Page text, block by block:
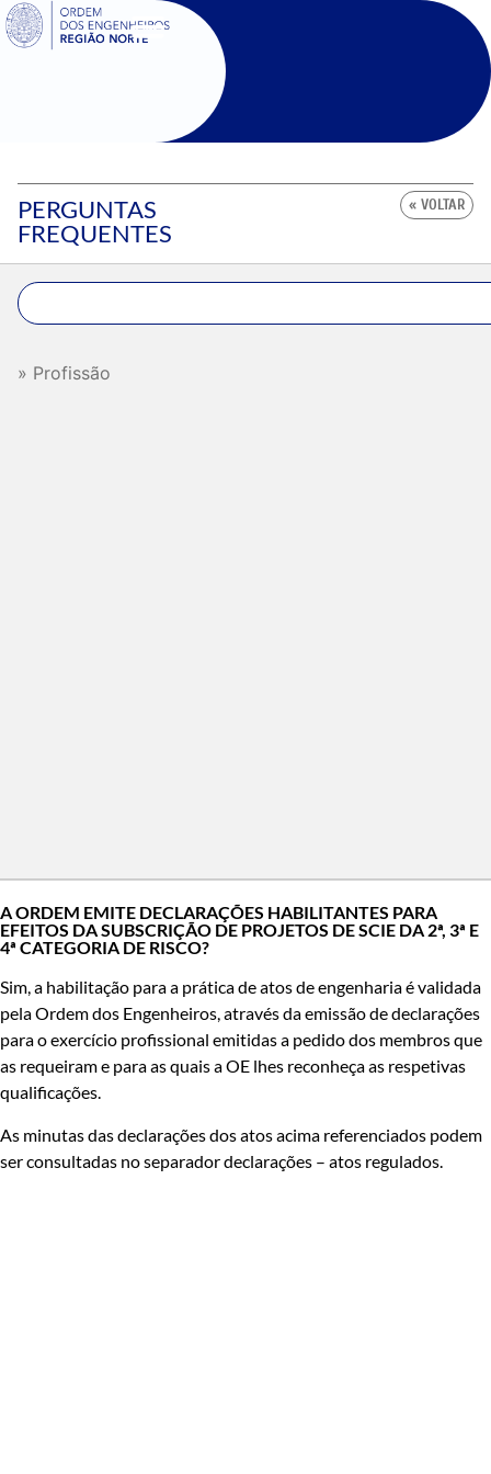
SIGOE
« VOLTAR
PERGUNTAS
FREQUENTES
Profissão
A ORDEM EMITE DECLARAÇÕES HABILITANTES PARA
EFEITOS DA SUBSCRIÇÃO DE PROJETOS DE SCIE DA 2ª, 3ª E
4ª CATEGORIA DE RISCO?
Sim, a habilitação para a prática de atos de engenharia é validada
pela Ordem dos Engenheiros, através da emissão de declarações
para o exercício profissional emitidas a pedido dos membros que
as requeiram e para as quais a OE lhes reconheça as respetivas
qualificações.
As minutas das declarações dos atos acima referenciados podem
ser consultadas no separador declarações – atos regulados.